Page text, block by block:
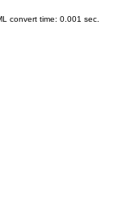
convert time: 0.001 sec.